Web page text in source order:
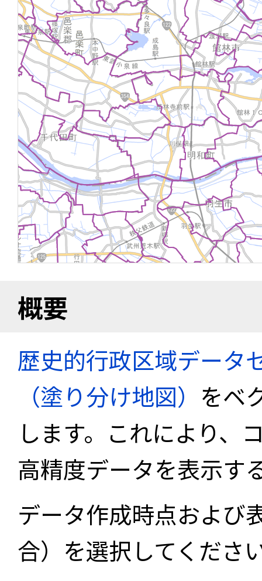
概要
歴史的行政区域データ
（塗り分け地図） をベ
します。これにより、
高精度データを表示す
データ作成時点および
合）を選択してくださ